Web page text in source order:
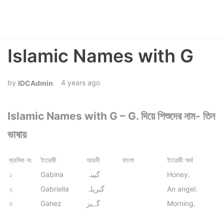
Islamic Names with G
IDCAdmin 4 years ago
Islamic Names with G – G. দিয়ে শিশুদের নাম- তিন
ভাষায়
ক্রমিক নং ইংরেজী আরবী বাংলা
ইংরেজী অর্থ
১
Gabina گبینہ
Honey.
২
Gabriella گبریلہ
An angel.
৩
Gahez گہیز
Morning.